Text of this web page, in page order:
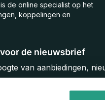
de nieuwsbrief
van aanbiedingen,
de online specialist op het
koppelingen en